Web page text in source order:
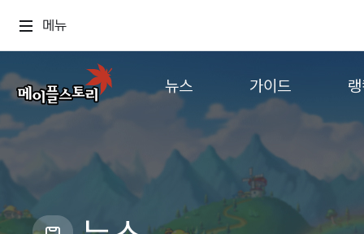
메뉴
뉴스
공지사항
업데이트
캐시샵 공지
메이플 알림판
가이드
게임정보
직업소개
확률형 아이템
NEXON NOW